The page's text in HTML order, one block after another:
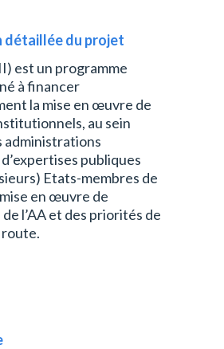
détaillée du projet
est un programme
à financer
la mise en œuvre de
au sein
administrations
publiques
Etats-membres de
mise en œuvre de
l’AA et des priorités de
route.